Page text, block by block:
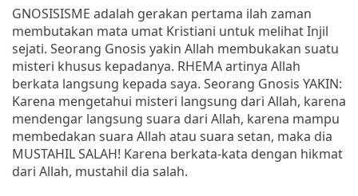
GNOSISISME adalah gerakan pertama ilah zaman
membutakan mata umat Kristiani untuk melihat Injil
sejati. Seorang Gnosis yakin Allah membukakan suatu
misteri khusus kepadanya. RHEMA artinya Allah
berkata langsung kepada saya. Seorang Gnosis YAKIN:
Karena mengetahui misteri langsung dari Allah, karena
mendengar langsung suara dari Allah, karena mampu
membedakan suara Allah atau suara setan, maka dia
MUSTAHIL SALAH! Karena berkata-kata dengan hikmat
dari Allah, mustahil dia salah.